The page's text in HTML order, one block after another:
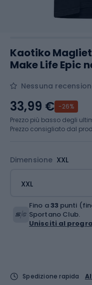
Kaotiko
Make Life Epic
Nessuna
Dimensione XXL
XXL
33,99 € -26%
Prezzo più basso degli
Prezzo consigliato dal
Fino a33 punti
Sportano Club.
Unisciti al
Spedizione rapida